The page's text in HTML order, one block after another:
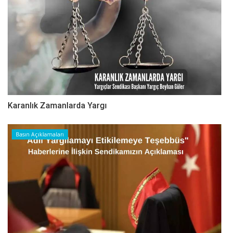
Karanlık Zamanlarda Yargı
Basın Açıklamaları